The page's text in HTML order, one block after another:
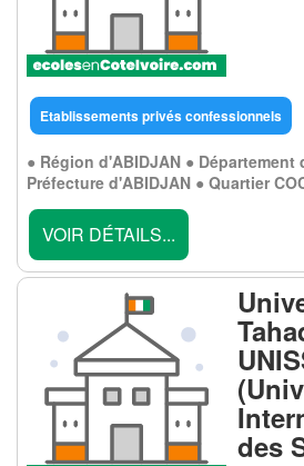
Etablissements privés confessionnels
● Région d'ABIDJAN ● Département
Préfecture d'ABIDJAN ● Quartier
VOIR DÉTAILS...
des